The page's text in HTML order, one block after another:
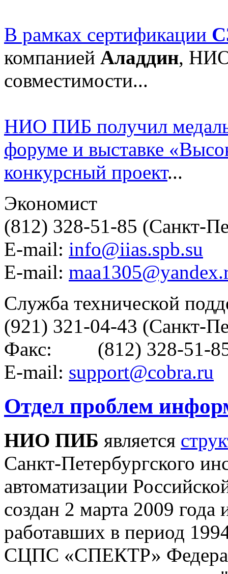
В рамках сертификации
компанией Аладдин, НИО
совместимости...
НИО ПИБ получил
форуме и выставке
конкурсный проект...
Экономист
(812) 328-51-85 (Санкт-
E-mail: info@iias.spb.su
E-mail:
Служба технической
(921) 321-04-43 (Санкт-
Факс: (812) 328-51-
E-mail: support@cobra.ru
Отдел проблем
НИО ПИБ является
Санкт-Петербургского
автоматизации
создан 2 марта 2009 года
работавших в период
СЦПС «СПЕКТР»